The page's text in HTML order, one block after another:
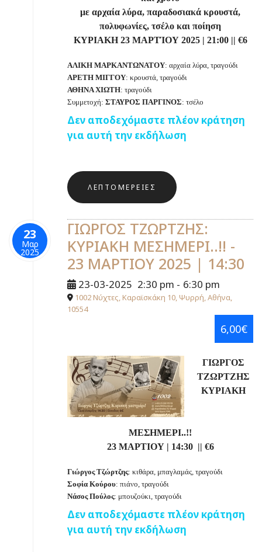
με αρχαία λύρα, παραδοσιακά κρουστά,
πολυφωνίες, τσέλο και ποίηση
ΚΥΡΙΑΚΗ 23 ΜΑΡΤΊΟΥ 2025 | 21:00 || €6
ΑΛΙΚΗ ΜΑΡΚΑΝΤΩΝΑΤΟΥ: αρχαία λύρα, τραγούδι
ΑΡΕΤΗ ΜΙΓΓΟΥ: κρουστά, τραγούδι
ΑΘΗΝΑ ΧΙΩΤΗ: τραγούδι
Συμμετοχή: ΣΤΑΥΡΟΣ ΠΑΡΓΙΝΟΣ: τσέλο
Δεν αποδεχόμαστε πλέον κράτηση
για αυτή την εκδήλωση
ΛΕΠΤΟΜΈΡΕΙΕΣ
23
Μαρ
2025
ΓΙΩΡΓΟΣ ΤΖΩΡΤΖΗΣ:
ΚΥΡΙΑΚΗ ΜΕΣΗΜΕΡΙ..!! -
23 ΜΑΡΤΙΟΥ 2025 | 14:30
23-03-2025 2:30 pm - 6:30 pm
1002 Νύχτες, Καραϊσκάκη 10, Ψυρρή, Αθήνα,
10554
6,00€
ΓΙΩΡΓΟΣ
ΤΖΩΡΤΖΗΣ
ΚΥΡΙΑΚΗ
ΜΕΣΗΜΕΡΙ..!!
23 ΜΑΡΤΙΟΥ | 14:30 || €6
Γιώργος Τζώρτζης: κιθάρα, μπαγλαμάς, τραγούδι
Σοφία Κούρου: πιάνο, τραγούδι
Νάσος Πούλος: μπουζούκι, τραγούδι
Δεν αποδεχόμαστε πλέον κράτηση
για αυτή την εκδήλωση